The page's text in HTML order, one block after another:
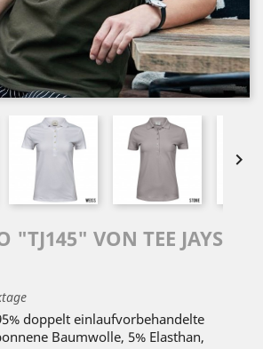

"TJ145" VON TEE JAYS
doppelt einlaufvorbehandelte
Baumwolle, 5% Elasthan,